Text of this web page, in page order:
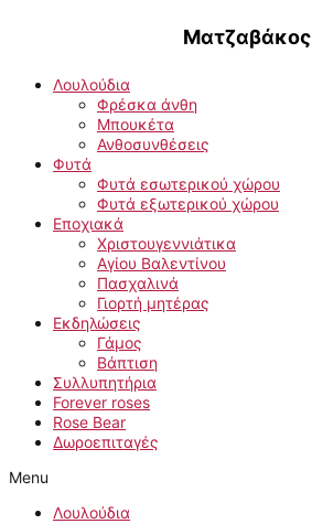
Ματζαβάκος
Λουλούδια
Φρέσκα άνθη
Μπουκέτα
Ανθοσυνθέσεις
Φυτά
Φυτά εσωτερικού χώρου
Φυτά εξωτερικού χώρου
Εποχιακά
Χριστουγεννιάτικα
Αγίου Βαλεντίνου
Πασχαλινά
Γιορτή μητέρας
Εκδηλώσεις
Γάμος
Βάπτιση
Συλλυπητήρια
Forever roses
Rose Bear
Δωροεπιταγές
Menu
Λουλούδια